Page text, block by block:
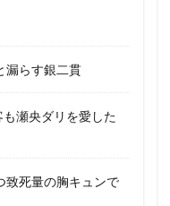
漏らす銀二貫
瀬央ダリを愛した
致死量の胸キュンで